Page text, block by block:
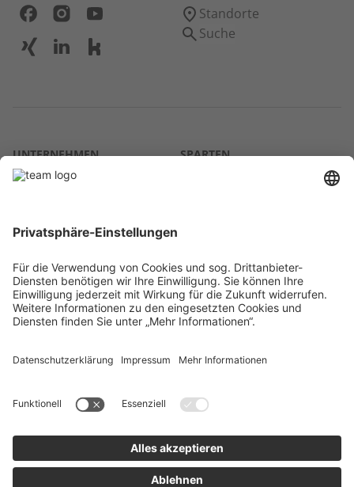
Standorte
Suche
UNTERNEHMEN
Über uns
Karriere
Kontakt
SPARTEN
RECHTLICHES
Lieferkette
Barrierefreiheitserklärung
Code of Conduct